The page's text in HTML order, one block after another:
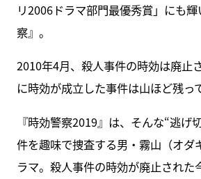
リ2006ドラマ部門最優秀賞」にも
察』。
2010年4月、殺人事件の時効は廃止
に時効が成立した事件は山ほど残っ
『時効警察2019』は、そんな“逃げ
件を趣味で捜査する男・霧山（オダ
ラマ。殺人事件の時効が廃止された